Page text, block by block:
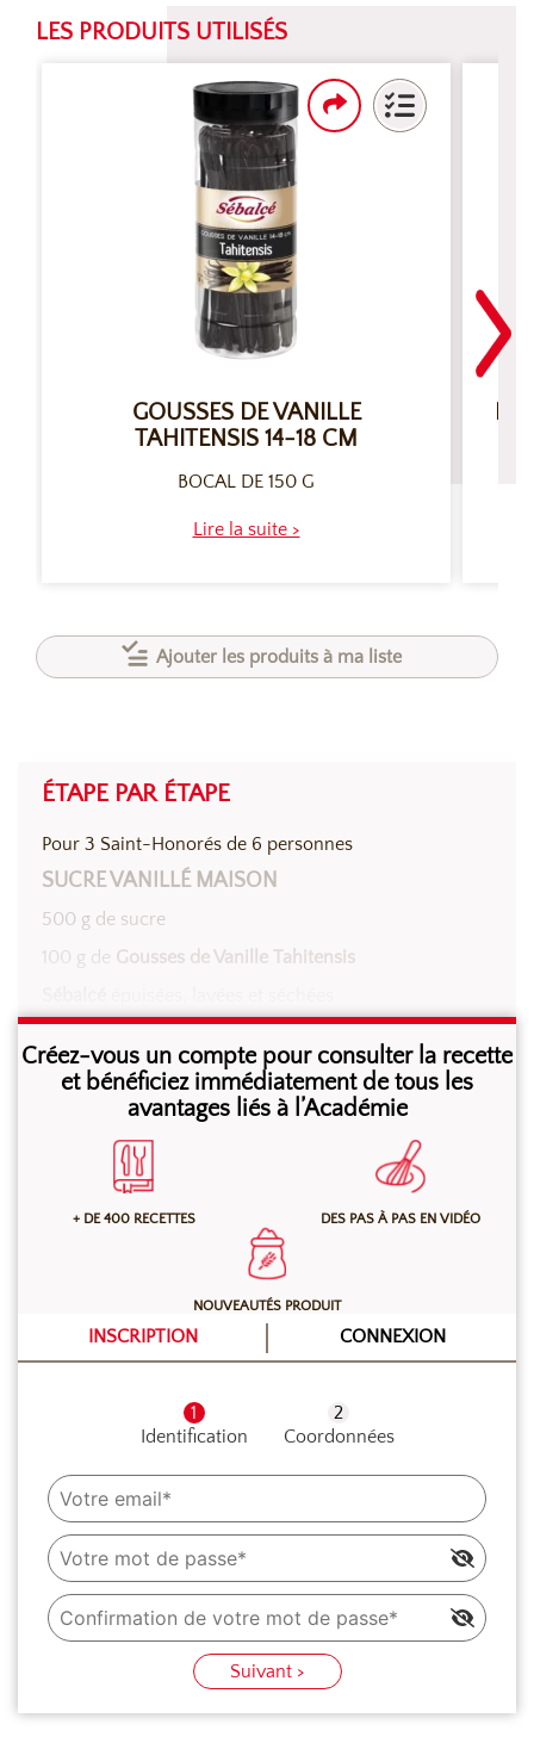
LES PRODUITS UTILISÉS
GOUSSES DE VANILLE
TAHITENSIS 14-18 CM
BOCAL DE 150 G
Lire la suite >
Ajouter les produits à ma liste
ÉTAPE PAR ÉTAPE
Pour 3 Saint-Honorés de 6 personnes
SUCRE VANILLÉ MAISON
500 g de sucre
100 g de Gousses de Vanille Tahitensis
Mixer l’ensemble au robot coupe jusqu’à obtention
d’une poudre très fine.
Créez-vous un compte pour consulter la recette
et bénéficiez immédiatement de tous les
avantages liés à l’Académie
+ DE 400 RECETTES DES PAS À PAS EN VIDÉO
NOUVEAUTÉS PRODUIT
INSCRIPTION CONNEXION
Identification Coordonnées
Suivant >